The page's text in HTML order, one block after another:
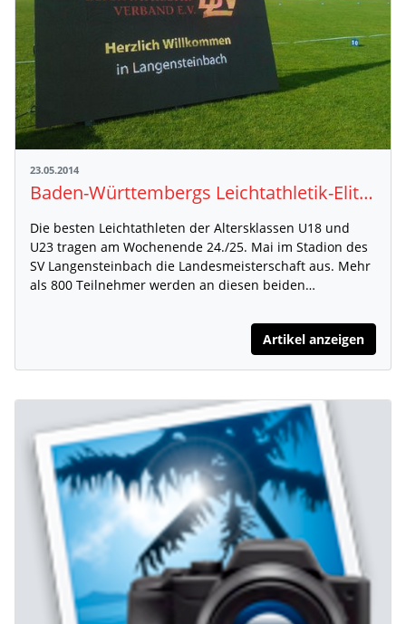
23.05.2014
Baden-Württembergs Leichtathletik-Elite ermittelt am Wochenende ihre Meister in Karlsbad
Die besten Leichtathleten der Altersklassen U18 und
U23 tragen am Wochenende 24./25. Mai im Stadion des
SV Langensteinbach die Landesmeisterschaft aus. Mehr
als 800 Teilnehmer werden an diesen beiden…
Artikel anzeigen